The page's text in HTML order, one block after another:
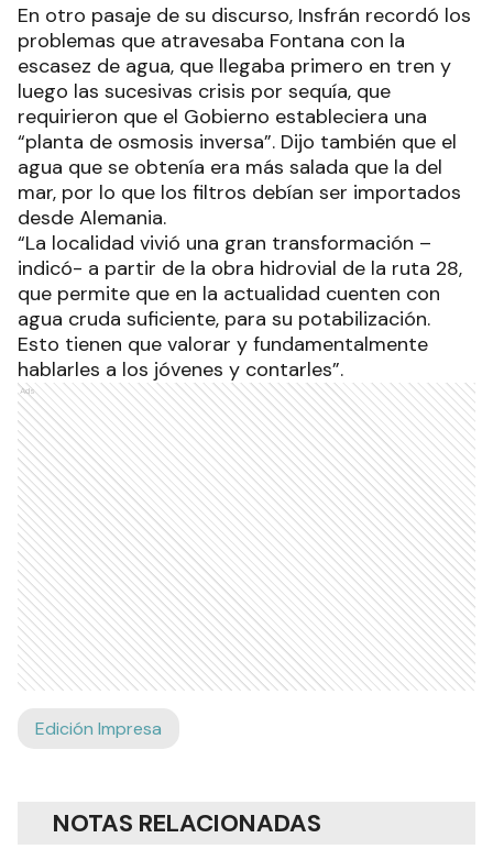
En otro pasaje de su discurso, Insfrán recordó los
problemas que atravesaba Fontana con la
escasez de agua, que llegaba primero en tren y
luego las sucesivas crisis por sequía, que
requirieron que el Gobierno estableciera una
“planta de osmosis inversa”. Dijo también que el
agua que se obtenía era más salada que la del
mar, por lo que los filtros debían ser importados
desde Alemania.
“La localidad vivió una gran transformación –
indicó- a partir de la obra hidrovial de la ruta 28,
que permite que en la actualidad cuenten con
agua cruda suficiente, para su potabilización.
Esto tienen que valorar y fundamentalmente
hablarles a los jóvenes y contarles”.
Ads
Edición Impresa
NOTAS RELACIONADAS